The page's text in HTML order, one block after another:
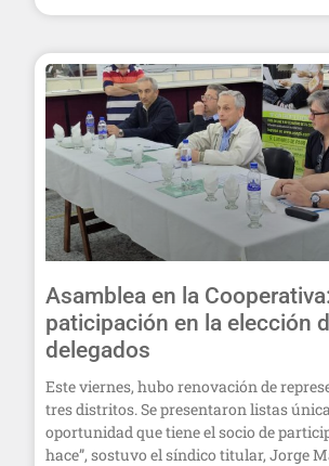
Asamblea en la
paticipación en la elección
delegados
Este viernes, hubo renovación de
tres distritos. Se presentaron listas
oportunidad que tiene el socio de
hace”, sostuvo el síndico titular, Jorge